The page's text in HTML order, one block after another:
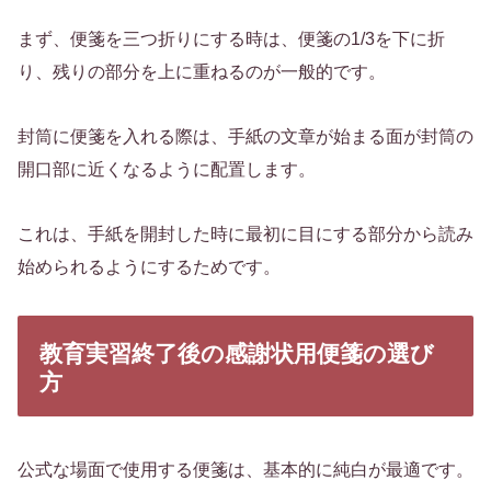
まず、便箋を三つ折りにする時は、便箋の1/3を下に折
り、残りの部分を上に重ねるのが一般的です。
封筒に便箋を入れる際は、手紙の文章が始まる面が封筒の
開口部に近くなるように配置します。
これは、手紙を開封した時に最初に目にする部分から読み
始められるようにするためです。
教育実習終了後の感謝状用便箋の選び
方
公式な場面で使用する便箋は、基本的に純白が最適です。